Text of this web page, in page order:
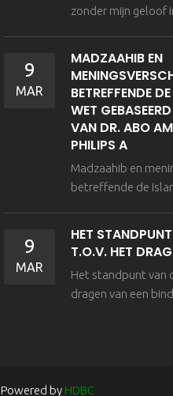
zonder mijn geloof
9
MAR
MADZAAHIB EN
BETREFFENDE
WET
VAN DR. ABO
PHILIPS A
Madzaahib en
betreffende de
9
MAR
HET
T.O.V. HET
Het standpunt van
dragen van een
Powered by HDBC